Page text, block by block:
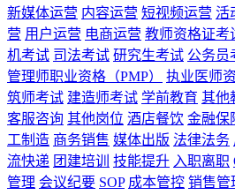
新媒体运营 内容运营 短视频运营 活
营 用户运营 电商运营 教师资格证考
机考试 司法考试 研究生考试 公务员
管理师职业资格（PMP）
执业医师
筑师考试 建造师考试 学前教育 其他
客服咨询 其他岗位 酒店餐饮 金融保
工制造 商务销售 媒体出版 法律法务
流快递 团建培训 技能提升 入职离职
管理 会议纪要 SOP 成本管控 销售管